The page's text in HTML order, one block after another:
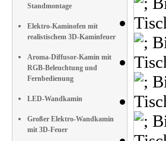
Standmontage
Elektro-Kaminofen mit
realistischem 3D-Kaminfeuer
Aroma-Diffusor-Kamin mit
RGB-Beleuchtung und
Fernbedienung
LED-Wandkamin
Großer Elektro-Wandkamin
mit 3D-Feuer